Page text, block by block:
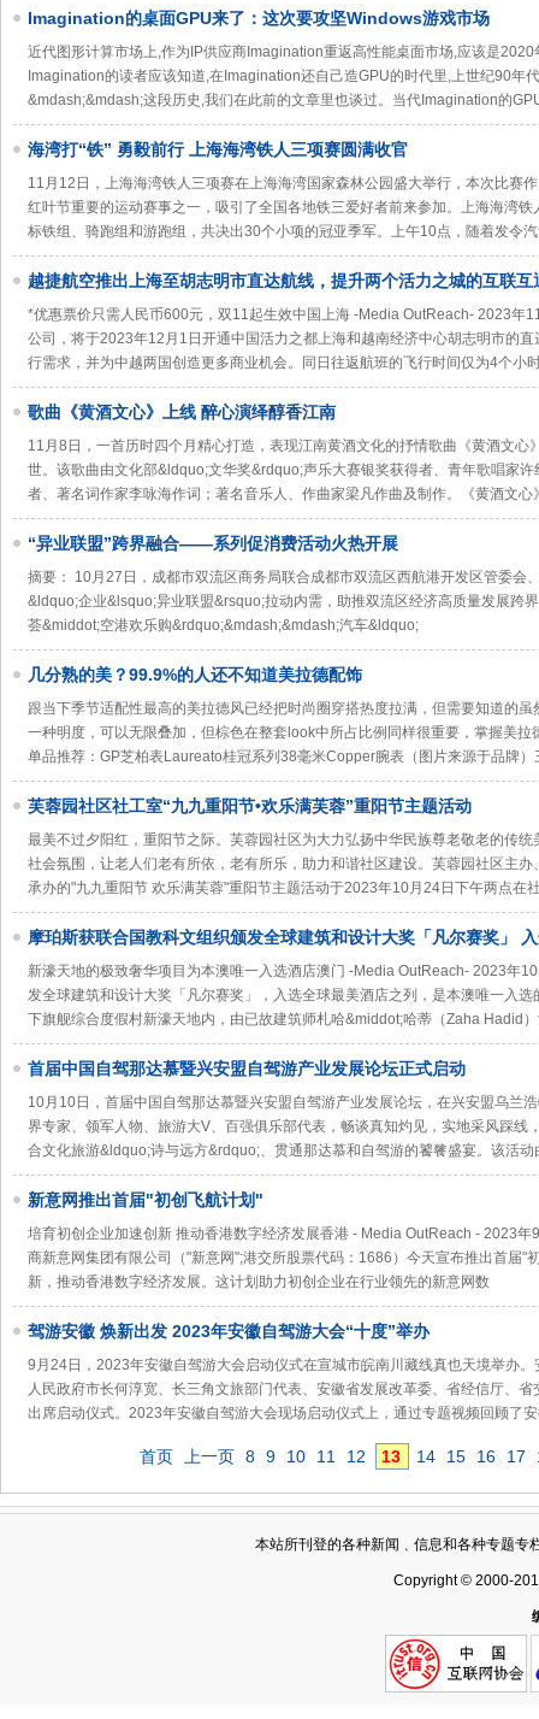
Imagination的桌面GPU来了：这次要攻坚Windows游戏市场
近代图形计算市场上,作为IP供应商Imagination重返高性能桌面市场,应该是
Imagination的读者应该知道,在Imagination还自己造GPU的时代里,上世纪90年
&mdash;&mdash;这段历史,我们在此前的文章里也谈过。当代Imagination的
海湾打“铁” 勇毅前行 上海海湾铁人三项赛圆满收官
11月12日，上海海湾铁人三项赛在上海海湾国家森林公园盛大举行，本次比赛
红叶节重要的运动赛事之一，吸引了全国各地铁三爱好者前来参加。上海海湾
标铁组、骑跑组和游跑组，共决出30个小项的冠亚季军。上午10点，随着发令
越捷航空推出上海至胡志明市直达航线，提升两个活力之城的互联互
*优惠票价只需人民币600元，双11起生效中国上海 -Media OutReach- 2023年
公司，将于2023年12月1日开通中国活力之都上海和越南经济中心胡志明市的
行需求，并为中越两国创造更多商业机会。同日往返航班的飞行时间仅为4个小
歌曲《黄酒文心》上线 醉心演绎醇香江南
11月8日，一首历时四个月精心打造，表现江南黄酒文化的抒情歌曲《黄酒文心
世。该歌曲由文化部&ldquo;文华奖&rdquo;声乐大赛银奖获得者、青年歌唱家
者、著名词作家李咏海作词；著名音乐人、作曲家梁凡作曲及制作。《黄酒文心
“异业联盟”跨界融合——系列促消费活动火热开展
摘要： 10月27日，成都市双流区商务局联合成都市双流区西航港开发区管委会
&ldquo;企业&lsquo;异业联盟&rsquo;拉动内需，助推双流区经济高质量发展跨
荟&middot;空港欢乐购&rdquo;&mdash;&mdash;汽车&ldquo;
几分熟的美？99.9%的人还不知道美拉德配饰
跟当下季节适配性最高的美拉德风已经把时尚圈穿搭热度拉满，但需要知道的
一种明度，可以无限叠加，但棕色在整套look中所占比例同样很重要，掌握美
单品推荐：GP芝柏表Laureato桂冠系列38毫米Copper腕表（图片来源于品牌）
芙蓉园社区社工室“九九重阳节•欢乐满芙蓉”重阳节主题活动
最美不过夕阳红，重阳节之际。芙蓉园社区为大力弘扬中华民族尊老敬老的传
社会氛围，让老人们老有所依，老有所乐，助力和谐社区建设。芙蓉园社区主
承办的"九九重阳节 欢乐满芙蓉"重阳节主题活动于2023年10月24日下午两点在
摩珀斯获联合国教科文组织颁发全球建筑和设计大奖「凡尔赛奖」
列新濠天地的极致奢华项目为本澳唯一入选酒店澳门 -Media OutReach- 2023年
发全球建筑和设计大奖「凡尔赛奖」，入选全球最美酒店之列，是本澳唯一入
下旗舰综合度假村新濠天地内，由已故建筑师札哈&middot;哈蒂（Zaha Hadid
首届中国自驾那达慕暨兴安盟自驾游产业发展论坛正式启动
10月10日，首届中国自驾那达慕暨兴安盟自驾游产业发展论坛，在兴安盟乌兰
界专家、领军人物、旅游大V、百强俱乐部代表，畅谈真知灼见，实地采风踩线
合文化旅游&ldquo;诗与远方&rdquo;、贯通那达慕和自驾游的饕餮盛宴。该活动
新意网推出首届"初创飞航计划"
培育初创企业加速创新 推动香港数字经济发展香港 - Media OutReach - 2023
商新意网集团有限公司（"新意网";港交所股票代码：1686）今天宣布推出首届"
新，推动香港数字经济发展。这计划助力初创企业在行业领先的新意网数
驾游安徽 焕新出发 2023年安徽自驾游大会“十度”举办
9月24日，2023年安徽自驾游大会启动仪式在宣城市皖南川藏线真也天境举办
人民政府市长何淳宽、长三角文旅部门代表、安徽省发展改革委、省经信厅、
出席启动仪式。2023年安徽自驾游大会现场启动仪式上，通过专题视频回顾了
首页 上一页 8 9 10 11 12 13 14 15 16 17
本站所刊登的各种新闻﹑信息和各种专题专
Copyright © 2000-